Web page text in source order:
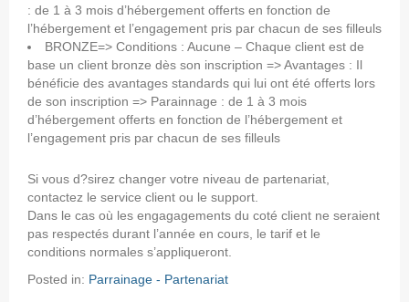
: de 1 à 3 mois d’hébergement offerts en fonction de
l’hébergement et l’engagement pris par chacun de ses filleuls
BRONZE=> Conditions : Aucune – Chaque client est de
base un client bronze dès son inscription => Avantages : Il
bénéficie des avantages standards qui lui ont été offerts lors
de son inscription => Parainnage : de 1 à 3 mois
d’hébergement offerts en fonction de l’hébergement et
l’engagement pris par chacun de ses filleuls
Si vous d?sirez changer votre niveau de partenariat,
contactez le service client ou le support.
Dans le cas où les engagagements du coté client ne seraient
pas respectés durant l’année en cours, le tarif et le
conditions normales s’appliqueront.
Posted in: Parrainage - Partenariat